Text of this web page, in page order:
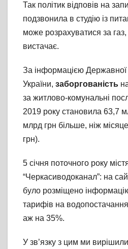
Так політик відповів на
подзвонила в студію із
може розрахуватися за
вистачає.
За інформацією Державної
України, заборгованість
за житлово-комунальні
2019 року становила 63,7
млрд грн більше, ніж
грн).
5 січня поточного року
“Черкасиводоканал”: на
було розміщено
тарифів на
аж на 35%.
У зв’язку з цим ми